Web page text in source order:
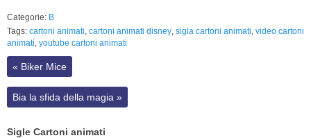
Categorie: B
Tags: cartoni animati cartoni animati disney sigla cartoni animati video cartoni
animati youtube cartoni animati
« Biker Mice
Bia la sfida della magia »
Sigle Cartoni animati